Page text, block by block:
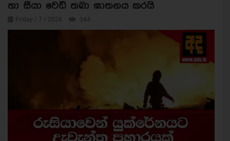
හා සීයා වෙඩි තබා ඝාතනය කරයි
Friday / 7 / 2026 344